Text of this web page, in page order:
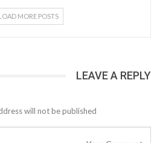
MORE POSTS
LEAVE A REPLY
will not be published.